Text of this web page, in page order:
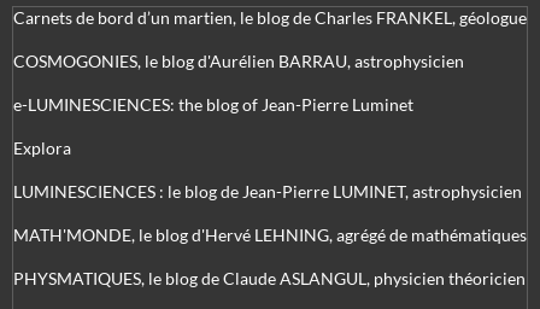
Carnets de bord d’un martien, le blog de Charles FRANKEL, géologue
COSMOGONIES, le blog d'Aurélien BARRAU, astrophysicien
e-LUMINESCIENCES: the blog of Jean-Pierre Luminet
Explora
LUMINESCIENCES : le blog de Jean-Pierre LUMINET, astrophysicien
MATH'MONDE, le blog d'Hervé LEHNING, agrégé de mathématiques
PHYSMATIQUES, le blog de Claude ASLANGUL, physicien théoricien